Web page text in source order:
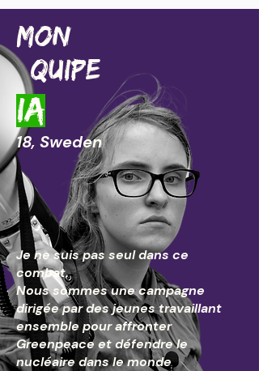
mon
équipe
ia
18, Sweden
Je ne suis pas seul dans ce
combat.
Nous sommes une campagne
dirigée par des jeunes travaillant
ensemble pour affronter
Greenpeace et défendre le
nucléaire dans le monde